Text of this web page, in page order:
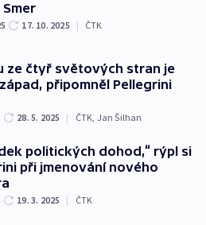
17. 10. 2025 | ČTK
ze čtyř světových stran je
připomněl Pellegrini
28. 5. 2025 | ČTK Jan Šilhan
politických dohod,“ rýpl si
při jmenování nového
19. 3. 2025 | ČTK